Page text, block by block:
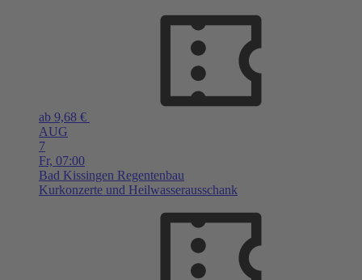
ab 9,68 €
AUG
7
Fr, 07:00
Bad Kissingen Regentenbau
Kurkonzerte und Heilwasserausschank